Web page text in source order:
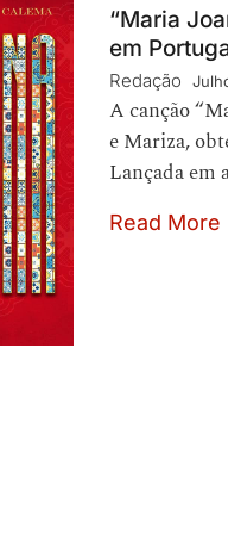
“Maria
em
Redação
A canção
e Mariza,
Lançada em
Read More